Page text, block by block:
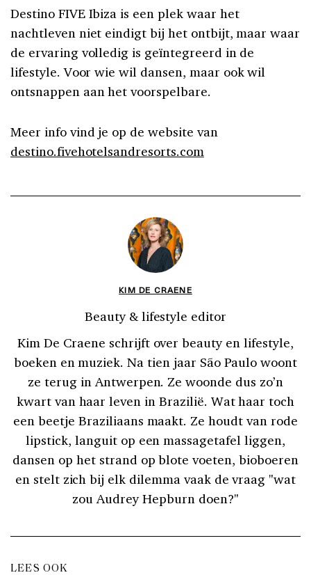
Destino FIVE Ibiza is een plek waar het
nachtleven niet eindigt bij het ontbijt, maar waar
de ervaring volledig is geïntegreerd in de
lifestyle. Voor wie wil dansen, maar ook wil
ontsnappen aan het voorspelbare.
Meer info vind je op de website van
destino.fivehotelsandresorts.com
KIM DE CRAENE
Beauty & lifestyle editor
Kim De Craene schrijft over beauty en lifestyle,
boeken en muziek. Na tien jaar São Paulo woont
ze terug in Antwerpen. Ze woonde dus zo’n
kwart van haar leven in Brazilië. Wat haar toch
een beetje Braziliaans maakt. Ze houdt van rode
lipstick, languit op een massagetafel liggen,
dansen op het strand op blote voeten, bioboeren
en stelt zich bij elk dilemma vaak de vraag "wat
zou Audrey Hepburn doen?"
LEES OOK